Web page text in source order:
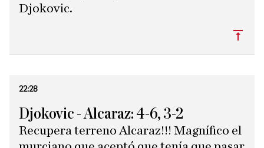
Djokovic.
22:28
Djokovic - Alcaraz: 4-6, 3-2
Recupera terreno Alcaraz!!! Magnífico el